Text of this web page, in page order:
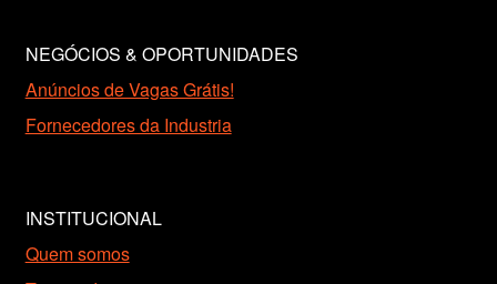
NEGÓCIOS & OPORTUNIDADES
Anúncios de Vagas Grátis!
Fornecedores da Industria
INSTITUCIONAL
Quem somos